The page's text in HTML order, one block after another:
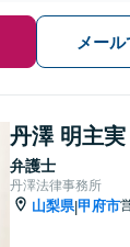
メー
丹澤 明主実
弁護士
丹澤法律事務所
山梨県|甲府市